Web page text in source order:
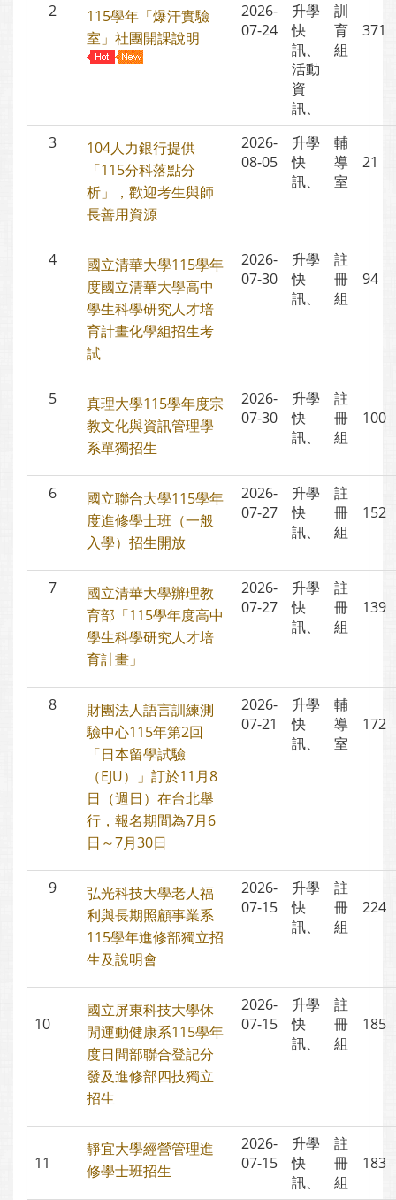
2
115學年「爆汗實驗
室」社團開課說明
2026-
07-24
升學
快
訊、
活動
資
訊、
訓
育
組
3
104人力銀行提供
「115分科落點分
析」，歡迎考生與師
長善用資源
2026-
08-05
升學
快
訊、
輔
導
室
21
4
國立清華大學115學年
度國立清華大學高中
學生科學研究人才培
育計畫化學組招生考
試
2026-
07-30
升學
快
訊、
註
冊
組
94
5
真理大學115學年度宗
教文化與資訊管理學
系單獨招生
2026-
07-30
升學
快
訊、
註
冊
組
6
國立聯合大學115學年
度進修學士班（一般
入學）招生開放
2026-
07-27
升學
快
訊、
註
冊
組
7
國立清華大學辦理教
育部「115學年度高中
學生科學研究人才培
育計畫」
2026-
07-27
升學
快
訊、
註
冊
組
8
財團法人語言訓練測
驗中心115年第2回
「日本留學試驗
（EJU）」訂於11月8
日（週日）在台北舉
行，報名期間為7月6
日～7月30日
2026-
07-21
升學
快
訊、
輔
導
室
9
弘光科技大學老人福
利與長期照顧事業系
115學年進修部獨立招
生及說明會
2026-
07-15
升學
快
訊、
註
冊
組
10
國立屏東科技大學休
閒運動健康系115學年
度日間部聯合登記分
發及進修部四技獨立
招生
2026-
07-15
升學
快
訊、
註
冊
組
11
靜宜大學經營管理進
修學士班招生
2026-
07-15
升學
快
訊、
註
冊
組